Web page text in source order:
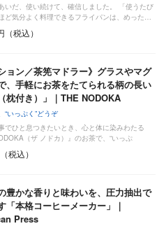
いだ、使い続けて、確信しました。 「使うたび
ど気分よく料理できるフライパンは、めった…
税込）
ョン／茶筅マドラー》グラスやマグ
、手軽にお茶をたてられる柄の長い
枕付き）」｜THE NODOKA
“いっぷく”どうぞ
でひと息つきたいとき、心と体に染みわたる
（ザ ノドカ）』のお茶で、“いっぷ
税込）
豊かな香りと味わいを、圧力抽出で
「本格コーヒーメーカー」｜
Press